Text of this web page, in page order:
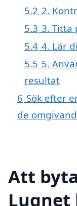
5.2 2.
5.3 3. Titta
5.4 4. Lär
5.5 5.
resultat
6 Sök efter
de
Att
Lugnet